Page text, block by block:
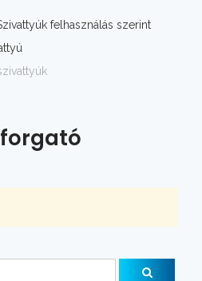
felhasználás szerint